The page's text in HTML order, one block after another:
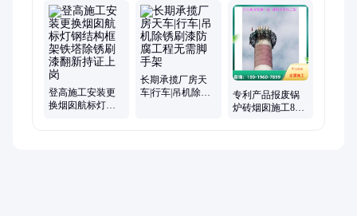
涂料、烟囱刷油漆翻新、钢结构除锈翻新、铁塔维护、水泥库清
理疏通
登高施工安装更
换烟囱航标灯钢
长期承揽厂房天
车|行车|吊机除锈
专利产品报废锅
炉砖烟囱施工80